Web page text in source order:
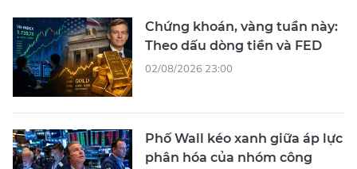
Chứng khoán, vàng tuần này:
Theo dấu dòng tiền và FED
02/08/2026 23:00
Phố Wall kéo xanh giữa áp lực
phân hóa của nhóm công